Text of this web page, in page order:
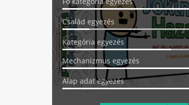
Család egyezés
Kategória egyezés
Mechanizmus egyezés
Alap adat egyezés